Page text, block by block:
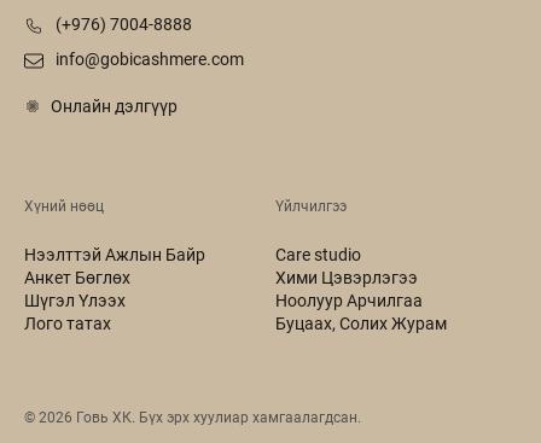
(+976) 7004-8888
info@gobicashmere.com
Онлайн дэлгүүр
Хүний нөөц
Нээлттэй Ажлын Байр
Анкет Бөглөх
Шүгэл Үлээх
Лого татах
Үйлчилгээ
Care studio
Хими Цэвэрлэгээ
Ноолуур Арчилгаа
Буцаах, Солих Журам
© 2026 Говь ХК. Бүх эрх хуулиар хамгаалагдсан.